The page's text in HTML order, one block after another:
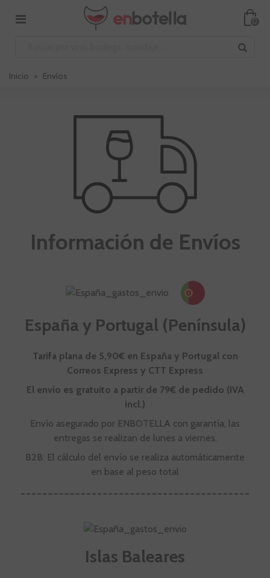
0
Inicio > Envíos
Información de Envíos
España y Portugal (Península)
Tarifa plana de 5,90€ en España y Portugal con
Correos Express y CTT Express
El envío es gratuito a partir de 79€ de pedido (IVA
incl.)
Envío asegurado por ENBOTELLA con garantía, las
entregas se realizan de lunes a viernes.
B2B: El cálculo del envío se realiza automáticamente
en base al peso total
Islas Baleares